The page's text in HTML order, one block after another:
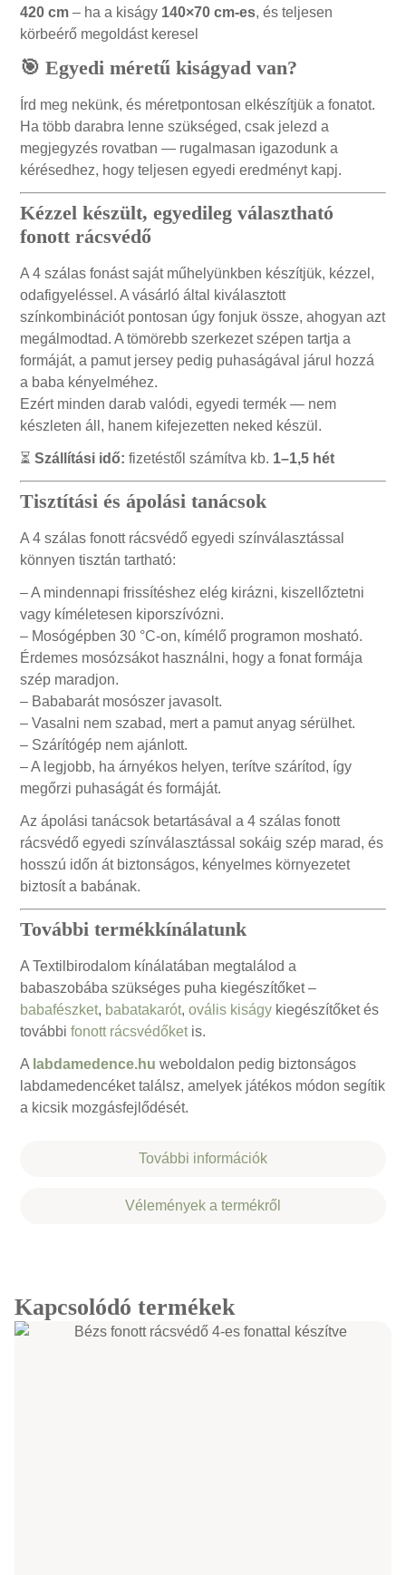
További információk
Vélemények a termékről
420 cm – ha a kiságy 140×70 cm-es, és teljesen
körbeérő megoldást keresel
🎯Egyedi méretű kiságyad van?
Írd meg nekünk, és méretpontosan elkészítjük a fonatot.
Ha több darabra lenne szükséged, csak jelezd a
megjegyzés rovatban — rugalmasan igazodunk a
kérésedhez, hogy teljesen egyedi eredményt kapj.
Kézzel készült, egyedileg választható
fonott rácsvédő
A 4 szálas fonást saját műhelyünkben készítjük, kézzel,
odafigyeléssel. A vásárló által kiválasztott
színkombinációt pontosan úgy fonjuk össze, ahogyan azt
megálmodtad. A tömörebb szerkezet szépen tartja a
formáját, a pamut jersey pedig puhaságával járul hozzá
a baba kényelméhez.
Ezért minden darab valódi, egyedi termék — nem
készleten áll, hanem kifejezetten neked készül.
⏳Szállítási idő: fizetéstől számítva kb. 1–1,5 hét
Tisztítási és ápolási tanácsok
A 4 szálas fonott rácsvédő egyedi színválasztással
könnyen tisztán tartható:
– A mindennapi frissítéshez elég kirázni, kiszellőztetni
vagy kíméletesen kiporszívózni.
– Mosógépben 30 °C-on, kímélő programon mosható.
Érdemes mosózsákot használni, hogy a fonat formája
szép maradjon.
– Bababarát mosószer javasolt.
– Vasalni nem szabad, mert a pamut anyag sérülhet.
– Szárítógép nem ajánlott.
– A legjobb, ha árnyékos helyen, terítve szárítod, így
megőrzi puhaságát és formáját.
Az ápolási tanácsok betartásával a 4 szálas fonott
rácsvédő egyedi színválasztással sokáig szép marad, és
hosszú időn át biztonságos, kényelmes környezetet
biztosít a babának.
További termékkínálatunk
A Textilbirodalom kínálatában megtalálod a
babaszobába szükséges puha kiegészítőket –
babafészket, babatakarót,ovális kiságy kiegészítőket és
továbbifonott rácsvédőketis.
A labdamedence.hu weboldalon pedig biztonságos
labdamedencéket találsz, amelyek játékos módon segítik
a kicsik mozgásfejlődését.
Kapcsolódó termékek